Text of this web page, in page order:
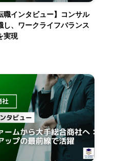
職インタビュー】コンサル
し、ワークライフバランス
実現